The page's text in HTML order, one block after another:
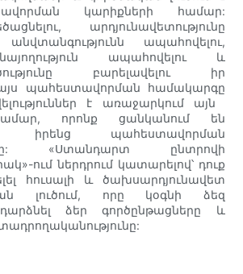
կարիքների համար:
արդյունավետությունը
անվտանգությունն ապահովելու,
ապահովելու և
բարելավելու իր
այս պահեստավորման համակարգը
է առաջարկում այն
որոնք ցանկանում են
իրենց պահեստավորման
«Ստանդարտ ընտրովի
ում ներդրում կատարելով՝ դուք
հուսալի և ծախսարդյունավետ
լուծում, որը կօգնի ձեզ
ձեր գործընթացները և